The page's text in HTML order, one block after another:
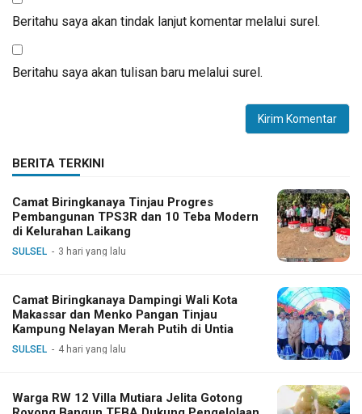
Beritahu saya akan tindak lanjut komentar melalui surel.
Beritahu saya akan tulisan baru melalui surel.
BERITA TERKINI
Camat Biringkanaya Tinjau Progres
Pembangunan TPS3R dan 10 Teba Modern
di Kelurahan Laikang
SULSEL 3 hari yang lalu
Camat Biringkanaya Dampingi Wali Kota
Makassar dan Menko Pangan Tinjau
Kampung Nelayan Merah Putih di Untia
SULSEL 4 hari yang lalu
Warga RW 12 Villa Mutiara Jelita Gotong